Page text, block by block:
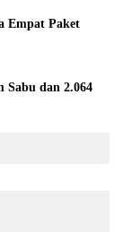
Empat Paket
Sabu dan 2.064